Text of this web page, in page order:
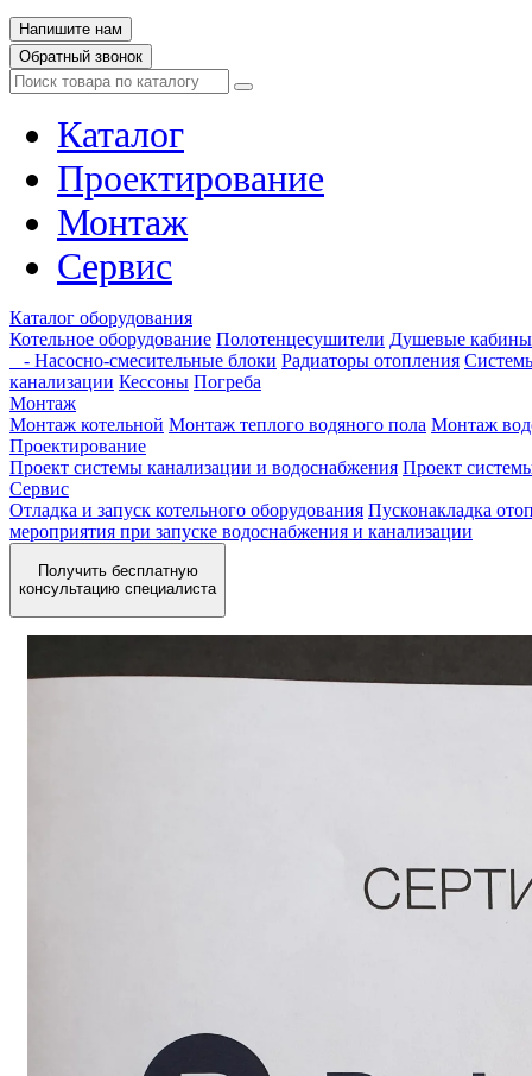
Напишите нам
Обратный звонок
Каталог
Проектирование
Монтаж
Сервис
Каталог оборудования
Котельное оборудование Полотенцесушители Душевые кабины
- Насосно-смесительные блоки Радиаторы отопления
канализации Кессоны Погреба
Монтаж
Монтаж котельной Монтаж теплого водяного пола Монтаж
Проектирование
Проект системы канализации и водоснабжения Проект
Сервис
Отладка и запуск котельного оборудования Пусконакладка
мероприятия при запуске водоснабжения и канализации
Получить бесплатную
консультацию специалиста